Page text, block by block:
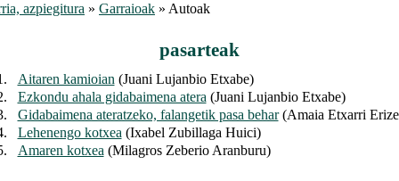
azpiegitura » Garraioak » Autoak
pasarteak
Aitaren kamioian (Juani Lujanbio Etxabe)
Ezkondu ahala gidabaimena atera (Juani Lujanbio Etxabe)
Gidabaimena ateratzeko, falangetik pasa behar(Amaia Etxarri
Lehenengo kotxea (Ixabel Zubillaga Huici)
Amaren kotxea (Milagros Zeberio Aranburu)